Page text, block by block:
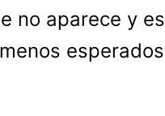
no aparece y es
esperados